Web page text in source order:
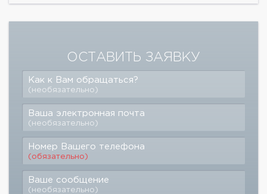
ОСТАВИТЬ ЗАЯВКУ
Как к Вам обращаться?
(необязательно)
Ваша электронная почта
(необязательно)
Номер Вашего телефона
(обязательно)
Ваше сообщение
(необязательно)